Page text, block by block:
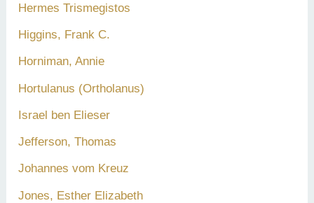
Hermes Trismegistos
Higgins, Frank C.
Horniman, Annie
Hortulanus (Ortholanus)
Israel ben Elieser
Jefferson, Thomas
Johannes vom Kreuz
Jones, Esther Elizabeth